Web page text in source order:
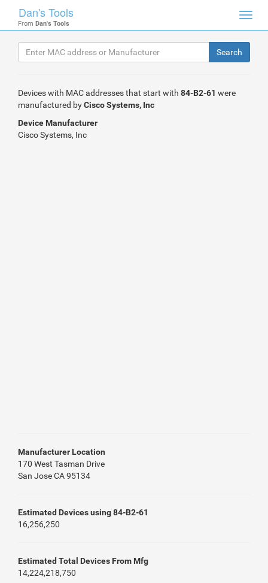
Dan's Tools
From Dan's Tools
Devices with MAC addresses that start with 84-B2-61 were
manufactured byCisco Systems, Inc
Device Manufacturer
Cisco Systems, Inc
Manufacturer Location
170 West Tasman Drive
San Jose CA 95134
Estimated Devices using 84-B2-61
16,256,250
Estimated Total Devices From Mfg
14,224,218,750